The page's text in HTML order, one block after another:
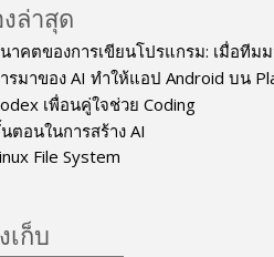
งล่าสุด
าคตของการเขียนโปรแกรม: เมื่อทีม
รมาของ AI ทำให้แอป Android บน
เพื่อนคู่ใจช่วย Coding
ตอนในการสร้าง AI
File System
เก็บ